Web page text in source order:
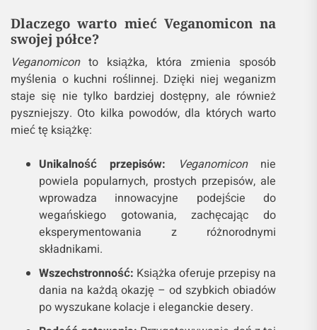
Dlaczego warto mieć Veganomicon na
swojej półce?
Veganomiconto książka, która zmienia sposób
myślenia o kuchni roślinnej. Dzięki niej weganizm
staje się nie tylko bardziej dostępny, ale również
pyszniejszy. Oto kilka powodów, dla których warto
mieć tę książkę:
Unikalność przepisów:
Veganomiconnie
powiela popularnych, prostych przepisów, ale
wprowadza innowacyjne podejście do
wegańskiego gotowania, zachęcając do
eksperymentowania z różnorodnymi
składnikami.
Wszechstronność: Książka oferuje przepisy na
dania na każdą okazję – od szybkich obiadów
po wyszukane kolacje i eleganckie desery.